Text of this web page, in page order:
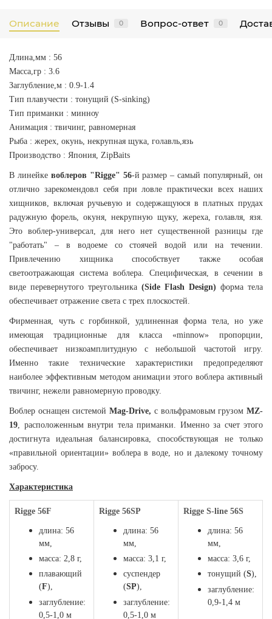
Описание Отзывы 0 Вопрос-ответ 0
Длина,мм : 56
Масса,гр : 3.6
Заглубление,м : 0.9-1.4
Тип плавучести : тонущий (S-sinking)
Тип приманки : минноу
Анимация : твичинг, равномерная
Рыба : жерех, окунь, некрупная щука, голавль,язь
Производство : Япония, ZipBaits
В линейке воблеров "Rigge" 56-й размер – самый популярный, он
отлично зарекомендовл себя при ловле практически всех наших
хищников, включая ручьевую и содержащуюся в платных прудах
радужную форель, окуня, некрупную щуку, жереха, голавля, язя.
Это воблер-универсал, для него нет существенной разницы где
"работать" – в водоеме со стоячей водой или на течении.
Привлечению хищника способствует также особая
светоотражающая система воблера. Специфическая, в сечении в
виде перевернутого треугольника (Side Flash Design) форма тела
обеспечивает отражение света с трех плоскостей.
Фирменная, чуть с горбинкой, удлиненная форма тела, но уже
имеющая традиционные для класса «minnow» пропорции,
обеспечивает низкоамплитудную с небольшой частотой игру.
Именно такие технические характеристики предопределяют
наиболее эффективным методом анимации этого воблера активный
твичинг, нежели равномерную проводку.
Воблер оснащен системой Mag-Drive, с вольфрамовым грузом MZ-
19 , расположенным внутри тела приманки. Именно за счет этого
достигнута идеальная балансировка, способствующая не только
«правильной ориентации» воблера в воде, но и далекому точному
забросу.
Характеристика
Rigge 56F
длина: 56
мм,
масса: 2,8 г,
плавающий
(F),
заглубление:
0,5-1,0 м
Rigge 56SP
длина: 56
мм,
масса: 3,1 г,
суспендер
(SP),
заглубление:
0,5-1,0 м
Rigge S-line 56S
длина: 56
мм,
масса: 3,6 г,
тонущий (S),
заглубление:
0,9-1,4 м